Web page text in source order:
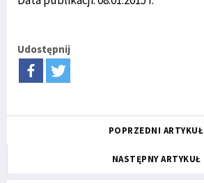
Udostępnij
POPRZEDNI ARTYKUŁ
NASTĘPNY ARTYKUŁ